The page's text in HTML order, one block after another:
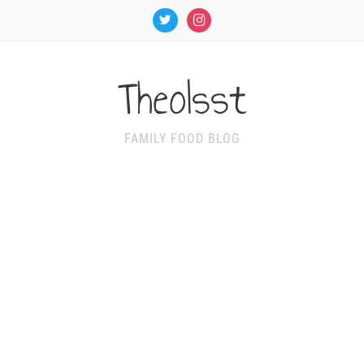
twitter instagram
TheoIsst
FAMILY FOOD BLOG